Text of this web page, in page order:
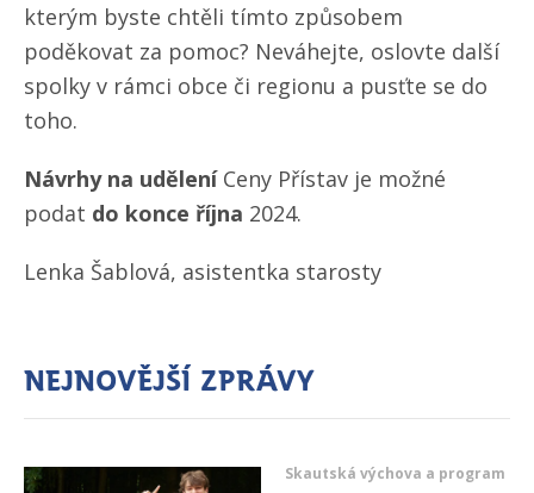
kterým byste chtěli tímto způsobem
poděkovat za pomoc? Neváhejte, oslovte další
spolky v rámci obce či regionu a pusťte se do
toho.
Návrhy na udělení Ceny Přístav je možné
podat do konce října 2024.
Lenka Šablová, asistentka starosty
Nejnovější zprávy
Skautská výchova a program